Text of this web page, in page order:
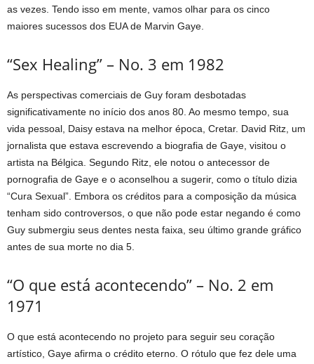
as vezes. Tendo isso em mente, vamos olhar para os cinco
maiores sucessos dos EUA de Marvin Gaye.
“Sex Healing” – No. 3 em 1982
As perspectivas comerciais de Guy foram desbotadas
significativamente no início dos anos 80. Ao mesmo tempo, sua
vida pessoal, Daisy estava na melhor época, Cretar. David Ritz, um
jornalista que estava escrevendo a biografia de Gaye, visitou o
artista na Bélgica. Segundo Ritz, ele notou o antecessor de
pornografia de Gaye e o aconselhou a sugerir, como o título dizia
“Cura Sexual”. Embora os créditos para a composição da música
tenham sido controversos, o que não pode estar negando é como
Guy submergiu seus dentes nesta faixa, seu último grande gráfico
antes de sua morte no dia 5.
“O que está acontecendo” – No. 2 em
1971
O que está acontecendo no projeto para seguir seu coração
artístico, Gaye afirma o crédito eterno. O rótulo que fez dele uma